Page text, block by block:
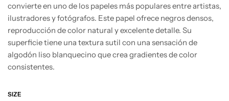
convierte en uno de los papeles más populares entre artistas,
ilustradores y fotógrafos. Este papel ofrece negros densos,
reproducción de color natural y excelente detalle. Su
superficie tiene una textura sutil con una sensación de
algodón liso blanquecino que crea gradientes de color
consistentes.
SIZE